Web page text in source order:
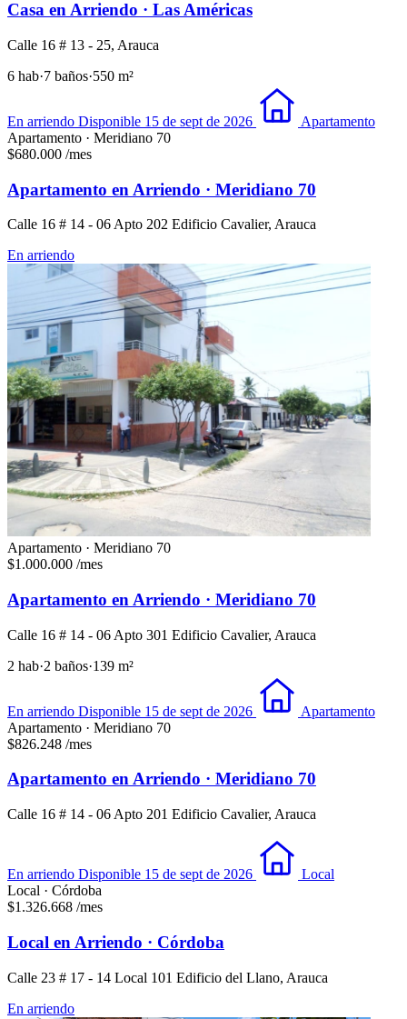
Casa en Arriendo · Las Américas
Calle 16 # 13 - 25, Arauca
6 hab·7 baños·550 m²
En arriendo Disponible 15 de sept de 2026
Apartamento
Apartamento · Meridiano 70
$680.000 /mes
Apartamento en Arriendo · Meridiano 70
Calle 16 # 14 - 06 Apto 202 Edificio Cavalier, Arauca
En arriendo
Apartamento · Meridiano 70
$1.000.000 /mes
Apartamento en Arriendo · Meridiano 70
Calle 16 # 14 - 06 Apto 301 Edificio Cavalier, Arauca
2 hab·2 baños·139 m²
En arriendo Disponible 15 de sept de 2026
Apartamento
Apartamento · Meridiano 70
$826.248 /mes
Apartamento en Arriendo · Meridiano 70
Calle 16 # 14 - 06 Apto 201 Edificio Cavalier, Arauca
En arriendo Disponible 15 de sept de 2026
Local
Local · Córdoba
$1.326.668 /mes
Local en Arriendo · Córdoba
Calle 23 # 17 - 14 Local 101 Edificio del Llano, Arauca
En arriendo